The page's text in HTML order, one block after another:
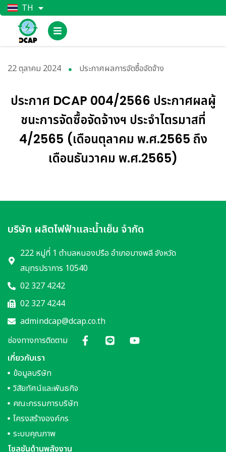
TH
EN
22 ตุลาคม 2024 ประกาศผลการจัดซื้อจัดจ้าง
ประกาศ DCAP 004/2566 ประกาศผลผู้
ชนะการจัดซื้อจัดจ้างฯ ประจำไตรมาสที่
4/2565 (เดือนตุลาคม พ.ศ.2565 ถึง
เดือนธันวาคม พ.ศ.2565)
บริษัท ผลิตไฟฟ้าและน้ำเย็น จำกัด
222 หมู่ที่ 1 ตำบลหนองปรือ อำเภอบางพลี จังหวัด
สมุทรปราการ 10540
02 327 4242
02 327 4244
admindcap@dcap.co.th
ช่องทางการติดตาม
เกี่ยวกับเรา
ข้อมูลบริษัท
วิสัยทัศน์และพันธกิจ
คณะกรรมการบริษัท
โครงสร้างองค์กร
ระบบคุณภาพ
โซลูชันด้านพลังงาน